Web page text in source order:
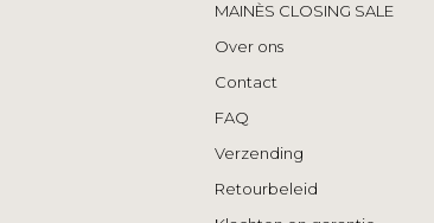
MAINÈS CLOSING SALE
Over ons
Contact
FAQ
Verzending
Retourbeleid